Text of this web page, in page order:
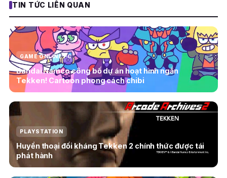
TIN TỨC LIÊN QUAN
GAME ONLINE PC
Bandai Namco công bố dự án hoạt hình ngắn
Tekken! Cartoon phong cách chibi
PLAYSTATION
Huyền thoại đối kháng Tekken 2 chính thức được tái
phát hành